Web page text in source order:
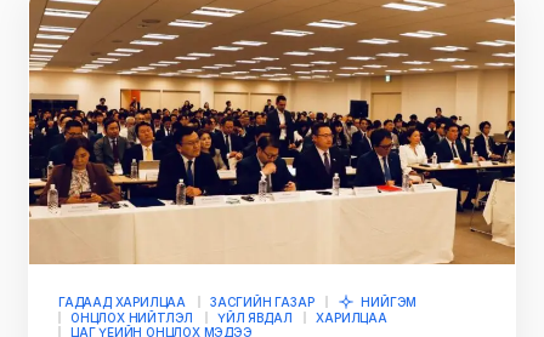
ГАДААД ХАРИЛЦАА ЗАСГИЙН ГАЗАР
НИЙГЭМ
ОНЦЛОХ НИЙТЛЭЛ
ҮЙЛ ЯВДАЛ
ХАРИЛЦАА
ЦАГ ҮЕИЙН ОНЦЛОХ МЭДЭЭ